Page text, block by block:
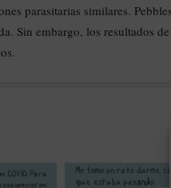
parasitarias similares.
Sin embargo, los resultados de